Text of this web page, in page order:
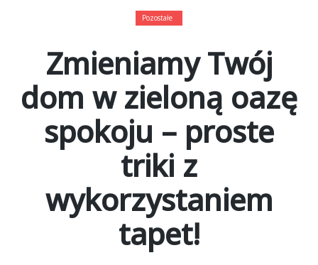
Pozostałe
Zmieniamy Twój
dom w zieloną oazę
spokoju – proste
triki z
wykorzystaniem
tapet!